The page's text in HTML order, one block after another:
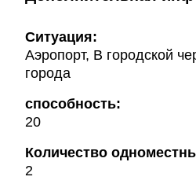
Ситуация:
Аэропорт, В городской
города
способность:
20
Количество
2